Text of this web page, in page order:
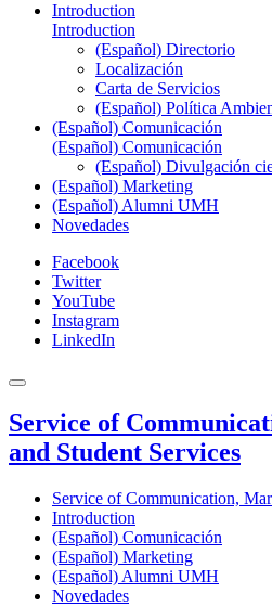
Introduction
Introduction
(Español) Directorio
Localización
Carta de Servicios
(Español) Política
(Español) Comunicación
(Español) Comunicación
(Español) Divulgación
(Español) Marketing
(Español) Alumni UMH
Novedades
Facebook
Twitter
YouTube
Instagram
LinkedIn
Service of
and Student Services
Service of Communication,
Introduction
(Español) Comunicación
(Español) Marketing
(Español) Alumni UMH
Novedades